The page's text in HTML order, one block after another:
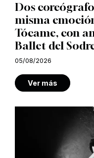
Dos
misma
Tócame, con
Ballet del
05/08/2026
Ver más